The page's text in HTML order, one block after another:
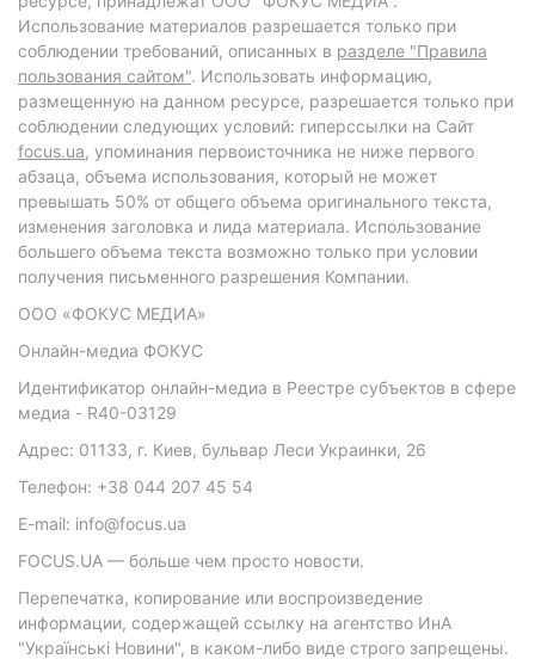
Использование материалов разрешается только при
соблюдении требований, описанных в разделе "Правила
пользования сайтом". Использовать информацию,
размещенную на данном ресурсе, разрешается только при
соблюдении следующих условий: гиперссылки на Сайт
focus.ua, упоминания первоисточника не ниже первого
абзаца, объема использования, который не может
превышать 50% от общего объема оригинального текста,
изменения заголовка и лида материала. Использование
большего объема текста возможно только при условии
получения письменного разрешения Компании.
ООО «ФОКУС МЕДИА»
Онлайн-медиа ФОКУС
Идентификатор онлайн-медиа в Реестре субъектов в сфере
медиа - R40-03129
Адрес: 01133, г. Киев, бульвар Леси Украинки, 26
Телефон: +38 044 207 45 54
E-mail: info@focus.ua
FOCUS.UA — больше чем просто новости.
Перепечатка, копирование или воспроизведение
информации, содержащей ссылку на агентство ИнА
"Українські Новини", в каком-либо виде строго запрещены.